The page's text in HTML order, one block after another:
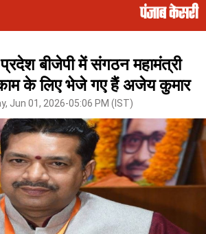
बीजेपी में संगठन महामंत्री
के लिए भेजे गए हैं अजेय कुमार
Jun 01, 2026-05:06 PM (IST)